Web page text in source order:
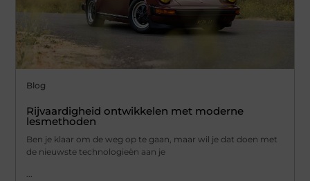
Blog
Rijvaardigheid ontwikkelen met moderne
lesmethoden
Ben je klaar om de weg op te gaan, maar wil je dat doen met
de nieuwste technologieën aan je